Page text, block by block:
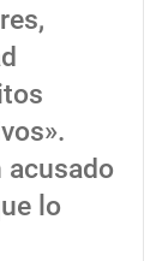
acusado
lo